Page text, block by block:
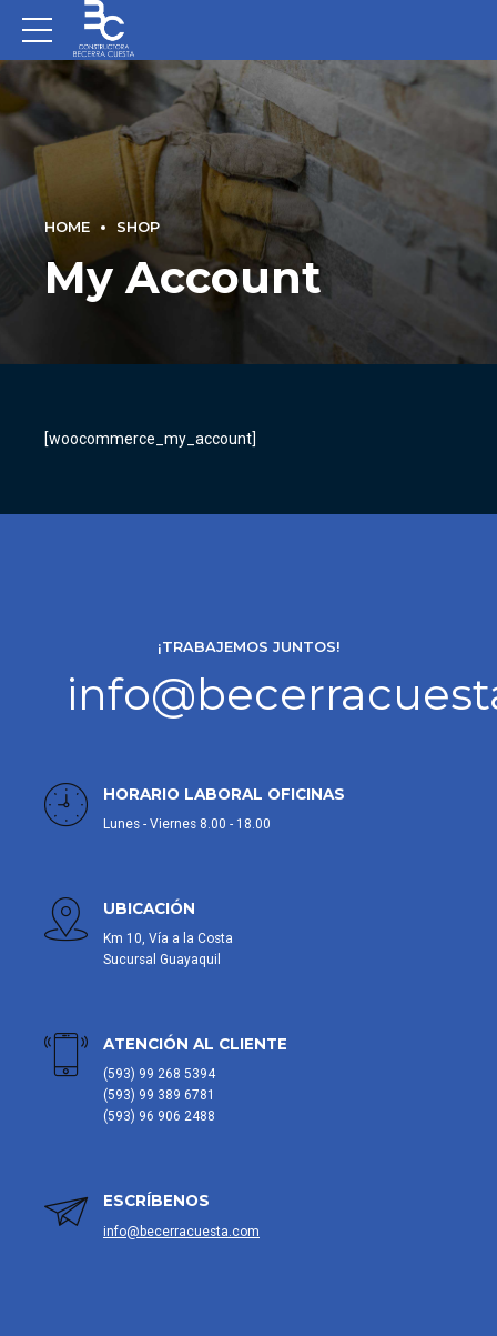
HOME SHOP
My Account
[woocommerce_my_account]
¡TRABAJEMOS JUNTOS!
HORARIO LABORAL OFICINAS
Lunes - Viernes 8.00 - 18.00
UBICACIÓN
Km 10, Vía a la Costa
Sucursal Guayaquil
ATENCIÓN AL CLIENTE
(593) 99 268 5394
(593) 99 389 6781
(593) 96 906 2488
ESCRÍBENOS
info@becerracuesta.com